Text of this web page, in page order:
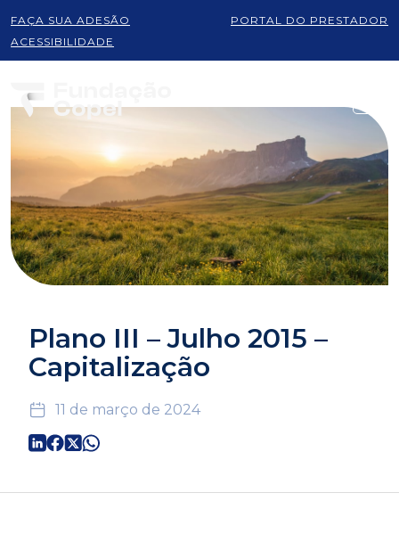
FAÇA SUA ADESÃO
PORTAL DO PRESTADOR
ACESSIBILIDADE
Plano III – Julho 2015 –
Capitalização
11 de março de 2024